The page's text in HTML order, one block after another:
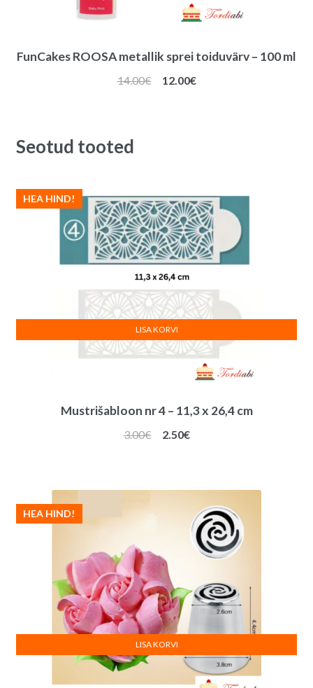
FunCakes ROOSA metallik sprei toiduvärv – 100 ml
14.00€
Algne
12.00€Praegune
Seotud tooted
Mustrišabloon nr 4 – 11,3 x 26,4 cm
HEA HIND!
3.00€
Algne
2.50€Praegune
LISA KORVI
HEA HIND!
LISA KORVI